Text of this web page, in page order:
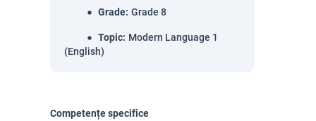
Grade: Grade 8
Topic: Modern Language 1
(English)
Competențe specifice